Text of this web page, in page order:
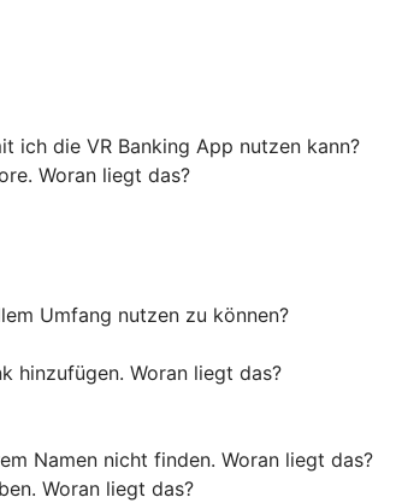
ich die VR Banking App nutzen kann?
Woran liegt das?
Umfang nutzen zu können?
hinzufügen. Woran liegt das?
Namen nicht finden. Woran liegt das?
Woran liegt das?